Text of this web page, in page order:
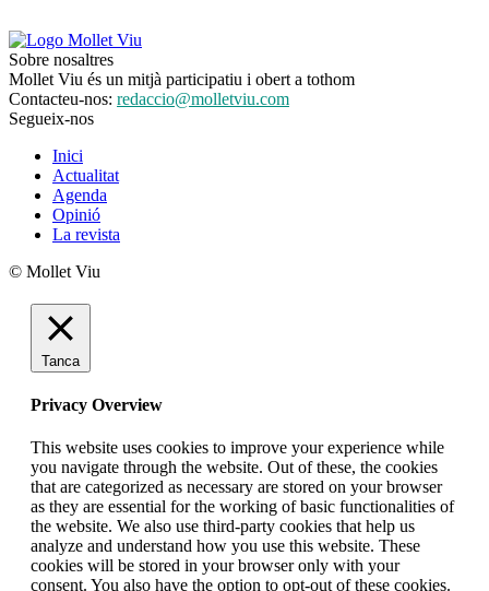
Sobre nosaltres
Mollet Viu és un mitjà participatiu i obert a tothom
Contacteu-nos: redaccio@molletviu.com
Segueix-nos
Inici
Actualitat
Agenda
Opinió
La revista
© Mollet Viu
Tanca
Privacy Overview
This website uses cookies to improve your experience while
you navigate through the website. Out of these, the cookies
that are categorized as necessary are stored on your browser
as they are essential for the working of basic functionalities of
the website. We also use third-party cookies that help us
analyze and understand how you use this website. These
cookies will be stored in your browser only with your
consent. You also have the option to opt-out of these cookies.